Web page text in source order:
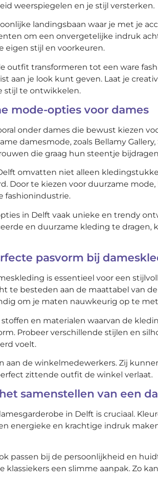
weerspiegelen en je stijl versterken.
landingsbaan waar je met je
om een onvergetelijke indruk
eigen stijl en voorkeuren.
outfit transformeren tot een ware
aan je look kunt geven. Laat je
stijl te ontwikkelen.
mode-opties voor dames
onder dames die bewust kiezen
damesmode, zoals Bellamy
die graag hun steentje
omvatten niet alleen
Door te kiezen voor duurzame
fashionindustrie.
in Delft vaak unieke en trendy
en duurzame kleding te
pasvorm bij
is essentieel voor een
te besteden aan de maattabel van
om je maten nauwkeurig op te
en materialen waarvan de
Probeer verschillende stijlen en
voelt.
aan de winkelmedewerkers. Zij
zittende outfit de winkel verlaat.
samenstellen van een
in Delft is cruciaal.
energieke en krachtige indruk
passen bij de persoonlijkheid en
een slimme aanpak. Zo